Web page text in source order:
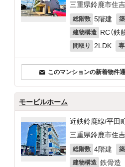
三重県鈴鹿市住
総階数 5階建
建物構造 RC（鉄
間取り 2LDK
このマンションの新着物件
モービルホーム
近鉄鈴鹿線/平田
三重県鈴鹿市住
総階数 4階建
建物構造 鉄骨造